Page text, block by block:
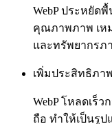
WebP ประหยัด
คุณภาพภาพ เห
และทรัพยากรภ
เพิ่มประสิทธิภา
WebP โหลดเร็
ถือ ทำให้เป็นรู